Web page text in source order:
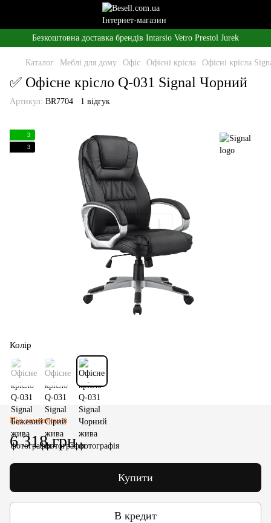
Безкоштовна доставка брендів Intarsio Vetro Prestol Jurek
Каталог Меблі для дому Офіс Офісні крісла Офісні крісла
✅ Офісне крісло Q-031 Signal Чорний
Артикул: BR7704 1 відгук
3
3
Колір
Під замовлення
6 318 грн
Купити
В кредит